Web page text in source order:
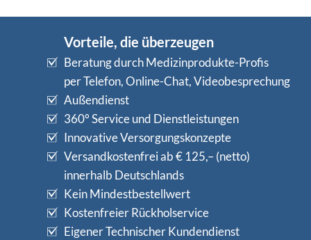
Vorteile, die überzeugen
Beratung durch Medizinprodukte-Profis
per Telefon, Online-Chat, Videobesprechung
Außendienst
360° Service und Dienstleistungen
Innovative Versorgungskonzepte
Versandkostenfrei ab € 125,– (netto)
innerhalb Deutschlands
Kein Mindestbestellwert
Kostenfreier Rückholservice
Eigener Technischer Kundendienst